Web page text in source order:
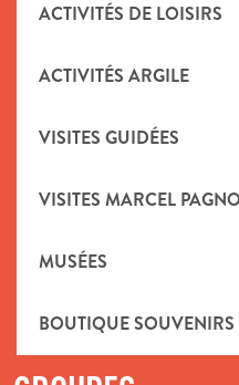
ACTIVITÉS DE LOISIRS
ACTIVITÉS ARGILE
VISITES GUIDÉES
VISITES MARCEL
MUSÉES
BOUTIQUE
le rendez-vous
de vélo,The Cycling
Courses variées de VTT,
en ville, invités
de découvrir le
naturels et
2025
le vendredi 24
partage autour des
Château de la Roque
de découvrir les